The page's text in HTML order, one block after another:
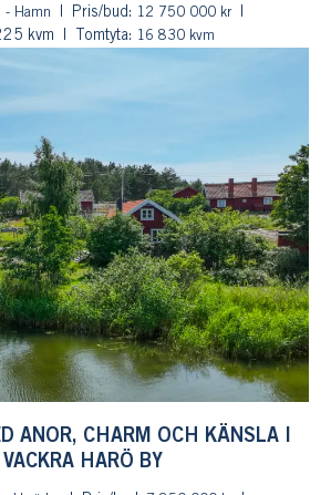
- Hamn Pris/bud:
12 750 000 kr
kvm Tomtyta: 16 830 kvm
ANOR, CHARM OCH KÄNSLA I
VACKRA HARÖ BY